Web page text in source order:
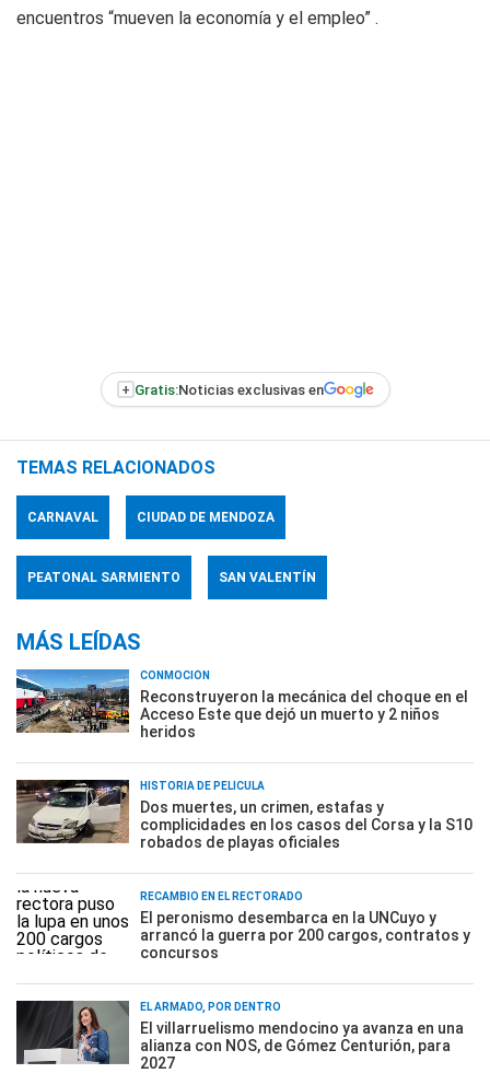
encuentros “mueven la economía y el empleo” .
+ Gratis:Noticias exclusivas en
TEMAS RELACIONADOS
CARNAVAL CIUDAD DE MENDOZA
PEATONAL SARMIENTO SAN VALENTÍN
MÁS LEÍDAS
CONMOCIÓN
Reconstruyeron la mecánica del choque en el
Acceso Este que dejó un muerto y 2 niños
heridos
HISTORIA DE PELÍCULA
Dos muertes, un crimen, estafas y
complicidades en los casos del Corsa y la S10
robados de playas oficiales
RECAMBIO EN EL RECTORADO
El peronismo desembarca en la UNCuyo y
arrancó la guerra por 200 cargos, contratos y
concursos
EL ARMADO, POR DENTRO
El villarruelismo mendocino ya avanza en una
alianza con NOS, de Gómez Centurión, para
2027